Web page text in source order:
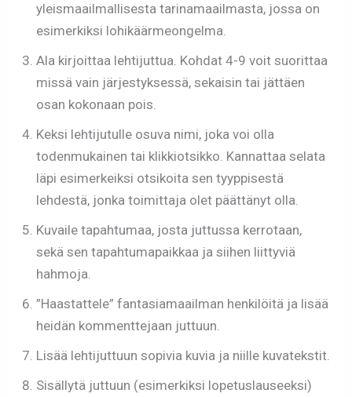
yleismaailmallisesta tarinamaailmasta, jossa on
esimerkiksi lohikäärmeongelma.
Ala kirjoittaa lehtijuttua. Kohdat 4-9 voit suorittaa
missä vain järjestyksessä, sekaisin tai jättäen
osan kokonaan pois.
Keksi lehtijutulle osuva nimi, joka voi olla
todenmukainen tai klikkiotsikko. Kannattaa selata
läpi esimerkeiksi otsikoita sen tyyppisestä
lehdestä, jonka toimittaja olet päättänyt olla.
Kuvaile tapahtumaa, josta juttussa kerrotaan,
sekä sen tapahtumapaikkaa ja siihen liittyviä
hahmoja.
”Haastattele” fantasiamaailman henkilöitä ja lisää
heidän kommenttejaan juttuun.
Lisää lehtijuttuun sopivia kuvia ja niille kuvatekstit.
Sisällytä juttuun (esimerkiksi lopetuslauseeksi)